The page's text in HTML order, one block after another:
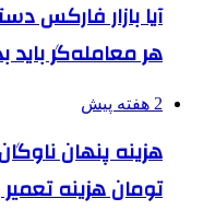
آیا بازار
هر معامله‌گر باید
2 هفته پیش
هزینه پنهان
تومان هزینه